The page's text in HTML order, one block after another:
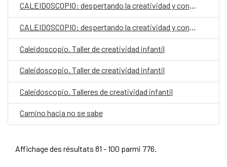
CALEIDOSCOPIO: despertando la creatividad y conciencia social desde la infancia
CALEIDOSCOPIO: despertando la creatividad y conciencia social desde la infancia
Caleidoscopio. Taller de creatividad infantil
Caleidoscopio. Taller de creatividad infantil
Caleidoscopio. Talleres de creatividad infantil
Camino hacia no se sabe
Affichage des résultats 81 - 100 parmi 776.